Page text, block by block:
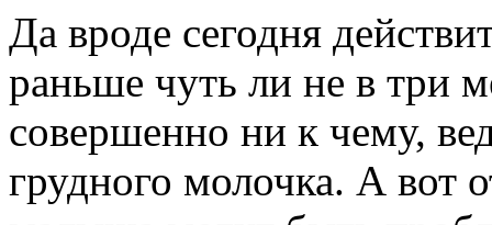
Да вроде сегодня
раньше чуть ли не в три
совершенно ни к чему,
грудного молочка. А вот